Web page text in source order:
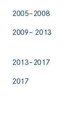
2005–2008
2009– 2013
2013–2017
2017